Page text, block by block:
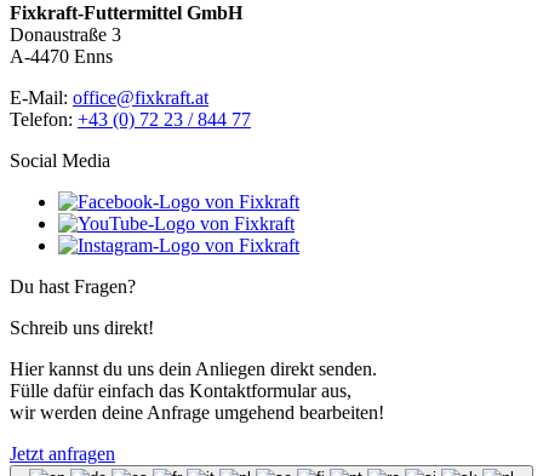
Fixkraft-Futtermittel GmbH
Donaustraße 3
A-4470 Enns
E-Mail: office@fixkraft.at
Telefon: +43 (0) 72 23 / 844 77
Social Media
Du hast Fragen?
Schreib uns direkt!
Hier kannst du uns dein Anliegen direkt senden.
Fülle dafür einfach das Kontaktformular aus,
wir werden deine Anfrage umgehend bearbeiten!
Jetzt anfragen